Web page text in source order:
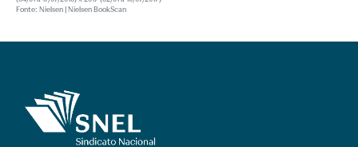
Fonte: Nielsen | Nielsen BookScan